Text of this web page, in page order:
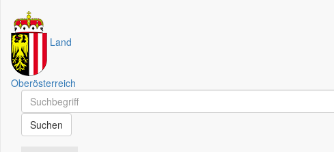
Land
Oberösterreich
Schnellsuche
Schnellsuche
Suchen